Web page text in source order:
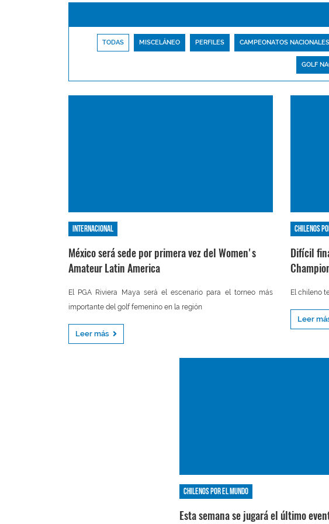
TODAS MISCELÁNEO PERFILES CAMPEONATOS NACIONALES
GOLF
Internacional
México será sede por primera vez del Women's
Amateur Latin America
El PGA Riviera Maya será el escenario para el torneo más
importante del golf femenino en la región
Leer más
Chilenos
Difícil
El chileno
Leer
Chilenos por el mundo
Esta semana se jugará el último